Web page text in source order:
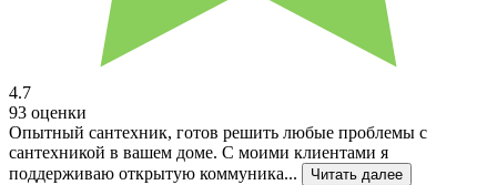
4.7
93 оценки
Опытный сантехник, готов решить любые проблемы с
сантехникой в вашем доме. С моими клиентами я
поддерживаю открытую коммуника...
Читать далее